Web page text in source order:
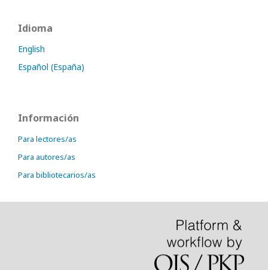
Idioma
English
Español (España)
Información
Para lectores/as
Para autores/as
Para bibliotecarios/as